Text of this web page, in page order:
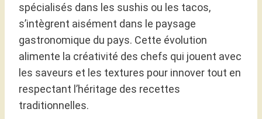
spécialisés dans les sushis ou les tacos,
s’intègrent aisément dans le paysage
gastronomique du pays. Cette évolution
alimente la créativité des chefs qui jouent avec
les saveurs et les textures pour innover tout en
respectant l’héritage des recettes
traditionnelles.